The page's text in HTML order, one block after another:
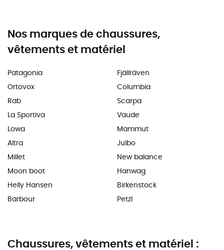
Nos marques de chaussures,
vêtements et matériel
Patagonia
Ortovox
Rab
La Sportiva
Lowa
Altra
Millet
Moon boot
Helly Hansen
Barbour
Fjällräven
Columbia
Scarpa
Vaude
Mammut
Julbo
New balance
Hanwag
Birkenstock
Petzl
Chaussures, vêtements et matériel :